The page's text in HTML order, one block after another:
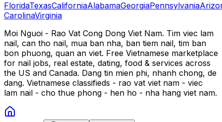
FloridaTexasCaliforniaAlabamaGeorgiaPennsylvania
CarolinaVirginia
Moi Nguoi - Rao Vat Cong Dong Viet Nam. Tim viec lam
nail, can tho nail, mua ban nha, ban tiem nail, tim ban
bon phuong, quan an viet. Free Vietnamese marketplace
for nail jobs, real estate, dating, food & services across
the US and Canada. Dang tin mien phi, nhanh chong, de
dang. Vietnamese classifieds - rao vat viet nam - viec
lam nail - cho thue phong - hen ho - nha hang viet nam.